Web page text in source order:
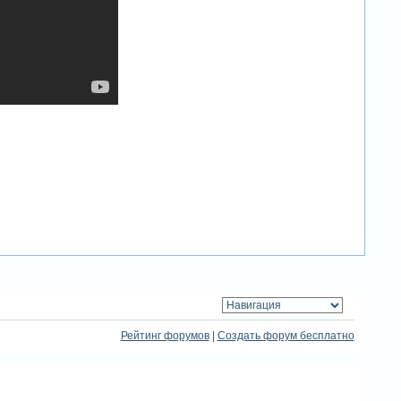
Рейтинг форумов| Создать форум бесплатно